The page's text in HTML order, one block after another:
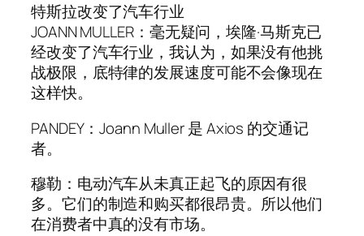
特斯拉改变了汽车行业
JOANN MULLER：毫无疑问，埃隆·马斯克已
经改变了汽车行业，我认为，如果没有他挑
战极限，底特律的发展速度可能不会像现在
这样快。
PANDEY：Joann Muller 是 Axios 的交通记
者。
穆勒：电动汽车从未真正起飞的原因有很
多。它们的制造和购买都很昂贵。所以他们
在消费者中真的没有市场。